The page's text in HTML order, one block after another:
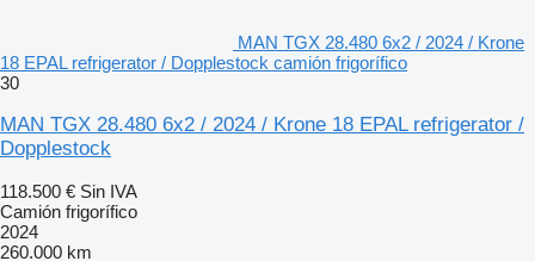
MAN TGX 28.480 6x2 / 2024 / Krone
18 EPAL refrigerator / Dopplestock camión frigorífico
30
MAN TGX 28.480 6x2 / 2024 / Krone 18 EPAL refrigerator /
Dopplestock
118.500 € Sin IVA
Camión frigorífico
2024
260.000 km